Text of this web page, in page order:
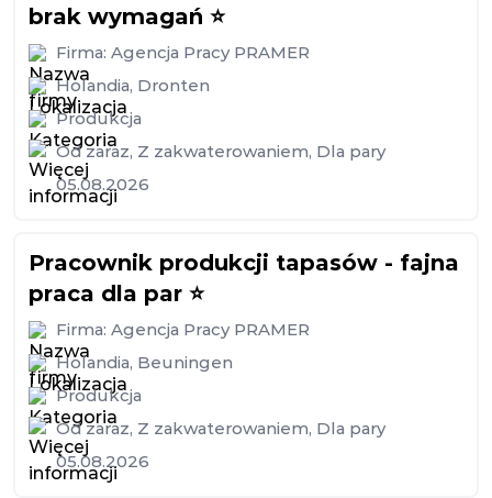
brak wymagań ⭐️
Firma: Agencja Pracy PRAMER
Holandia, Dronten
Produkcja
Od zaraz, Z zakwaterowaniem, Dla pary
05.08.2026
Pracownik produkcji tapasów - fajna
praca dla par ⭐️
Firma: Agencja Pracy PRAMER
Holandia, Beuningen
Produkcja
Od zaraz, Z zakwaterowaniem, Dla pary
05.08.2026